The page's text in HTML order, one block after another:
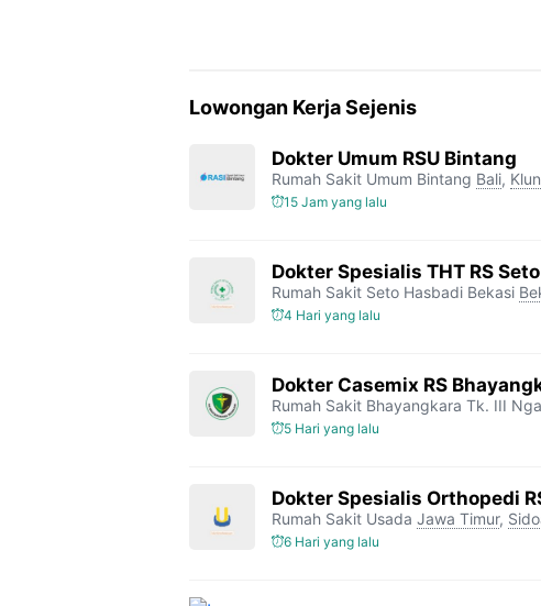
Lowongan Kerja Sejenis
Dokter Umum RSU Bintang
Rumah Sakit Umum Bintang Bali,
15 Jam yang lalu
Dokter Spesialis THT RS
Rumah Sakit Seto Hasbadi Bekasi
4 Hari yang lalu
Dokter Casemix RS
Rumah Sakit Bhayangkara Tk. III
5 Hari yang lalu
Dokter Spesialis Orthopedi
Rumah Sakit Usada Jawa Timur,
6 Hari yang lalu